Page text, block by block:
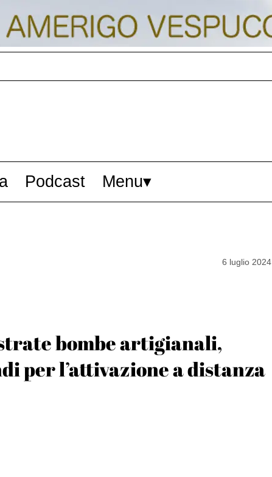
Podcast Menu
6 luglio 2024
bombe artigianali,
per l’attivazione a distanza